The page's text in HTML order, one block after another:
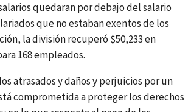
quedaran por debajo del salario
que no estaban exentos de los
la división recuperó $50,233 en
168 empleados.
atrasados y daños y perjuicios por un
comprometida a proteger los derechos